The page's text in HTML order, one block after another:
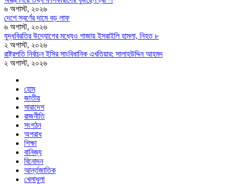
৬ অগাস্ট, ২০২৬
দেশে স্বর্ণের দামে বড় লাফ
৬ অগাস্ট, ২০২৬
যুদ্ধবিরতির উদ্যোগের মধ্যেও গাজায় ইসরাইলি হামলা, নিহত ৮
২ অগাস্ট, ২০২৬
রাষ্ট্রপতি নির্বাচন ইসির সাংবিধানিক এখতিয়ার: সালাহউদ্দিন আহমদ
২ অগাস্ট, ২০২৬
হোম
জাতীয়
সারাদেশ
রাজনীতি
সংগঠন
অপরাধ
শিক্ষা
বানিজ্য
বিনোদন
আর্ন্তজাতিক
খেলাধুলা